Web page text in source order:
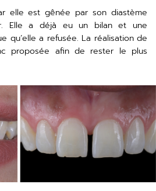
elle est gênée par son diastème
Elle a déjà eu un bilan et une
qu’elle a refusée. La réalisation de
proposée afin de rester le plus